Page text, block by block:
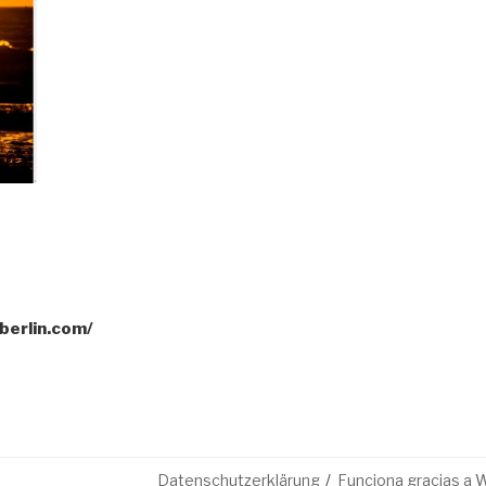
Datenschutzerklärung Funciona gracias a